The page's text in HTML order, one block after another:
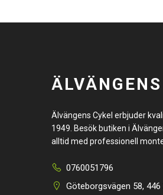
Älvängens Cykel erbjuder
1949. Besök butiken i
alltid med professionell
0760051796
Göteborgsvägen 58, 446